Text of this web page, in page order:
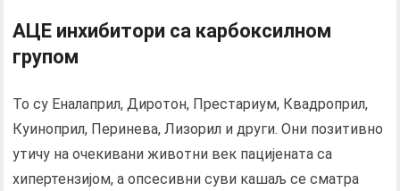
АЦЕ инхибитори са карбоксилном
групом
То су Еналаприл, Диротон, Престариум, Квадроприл,
Куиноприл, Перинева, Лизорил и други. Они позитивно
утичу на очекивани животни век пацијената са
хипертензијом, а опсесивни суви кашаљ се сматра